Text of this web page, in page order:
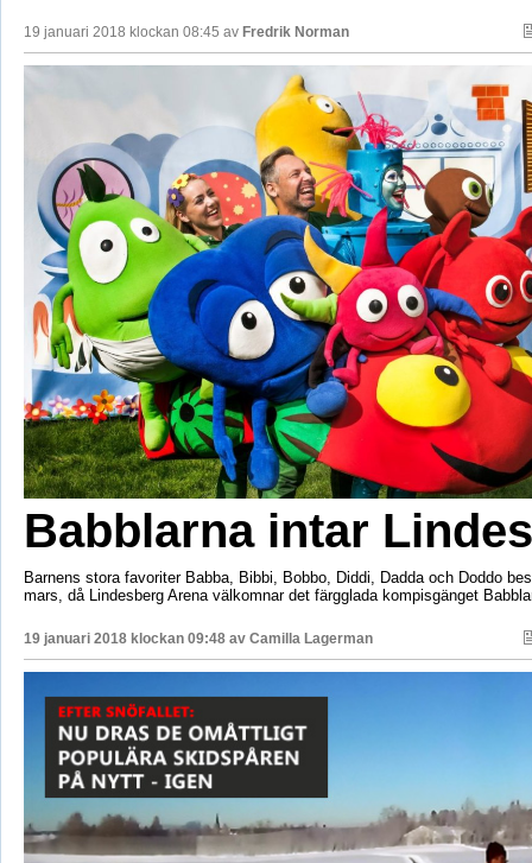
19 januari 2018 klockan 08:45 av Fredrik Norman
Babblarna intar
Barnens stora favoriter Babba, Bibbi, Bobbo, Diddi, Dadda och Doddo
mars, då Lindesberg Arena välkomnar det färgglada kompisgänget
19 januari 2018 klockan 09:48 av Camilla Lagerman